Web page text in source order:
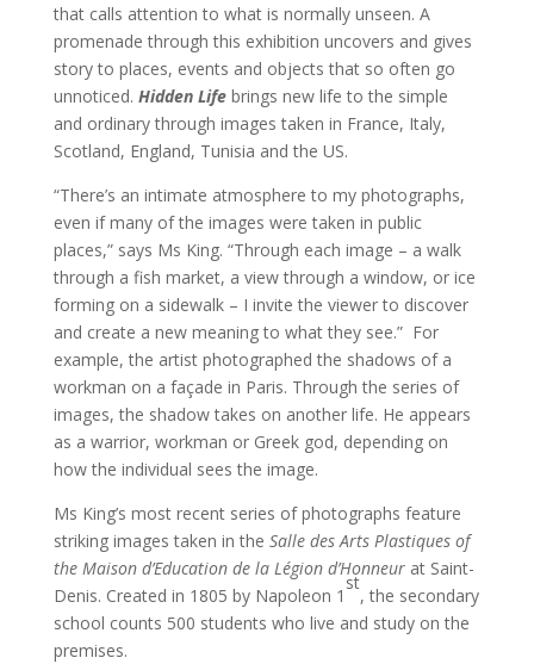
that calls attention to what is normally unseen. A
promenade through this exhibition uncovers and gives
story to places, events and objects that so often go
unnoticed. Hidden Lifebrings new life to the simple
and ordinary through images taken in France, Italy,
Scotland, England, Tunisia and the US.
“There’s an intimate atmosphere to my photographs,
even if many of the images were taken in public
places,” says Ms King. “Through each image – a walk
through a fish market, a view through a window, or ice
forming on a sidewalk – I invite the viewer to discover
and create a new meaning to what they see.” For
example, the artist photographed the shadows of a
workman on a façade in Paris. Through the series of
images, the shadow takes on another life. He appears
as a warrior, workman or Greek god, depending on
how the individual sees the image.
Ms King’s most recent series of photographs feature
striking images taken in the Salle des Arts Plastiques of
the Maison d’Education de la Légion d’Honneurat Saint-
Denis. Created in 1805 by Napoleon 1
st
, the secondary
school counts 500 students who live and study on the
premises.